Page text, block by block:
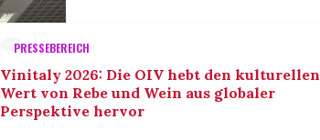
PRESSEBEREICH
Vinitaly 2026: Die OIV hebt den kulturellen
Wert von Rebe und Wein aus globaler
Perspektive hervor